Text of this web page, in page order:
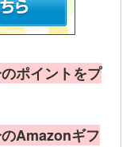
ポイントをプ
Amazonギフ